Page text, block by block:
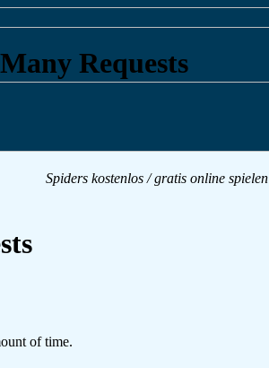
Spiders kostenlos / gratis online spielen